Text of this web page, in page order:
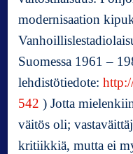
modernisaation
Suomessa 1961 –
lehdistötiedote:
542 ) Jotta
väitös oli;
kritiikkiä, mutta ei